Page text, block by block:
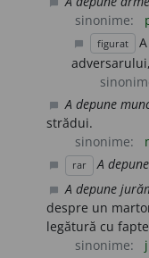
sinonime:
figurat
A depune
strădui.
sinonime:
rar A
A depune
despre un
legătură cu
sinonime: